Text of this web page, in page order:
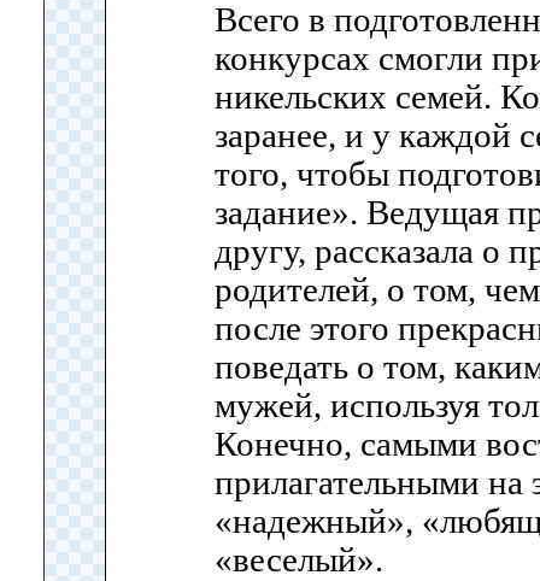
Всего в
конкурсах смогли
никельских семей.
заранее, и у каждой
того, чтобы
задание». Ведущая
другу, рассказала о
родителей, о том,
после этого
поведать о том,
мужей, используя
Конечно, самыми
прилагательными на
«надежный»,
«веселый».